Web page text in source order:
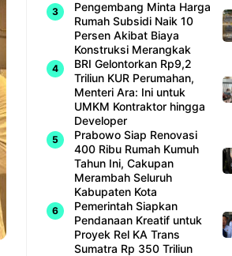
Pengembang Minta Harga
Rumah Subsidi Naik 10
Persen Akibat Biaya
Konstruksi Merangkak
BRI Gelontorkan Rp9,2
Triliun KUR Perumahan,
Menteri Ara: Ini untuk
UMKM Kontraktor hingga
Developer
Prabowo Siap Renovasi
400 Ribu Rumah Kumuh
Tahun Ini, Cakupan
Merambah Seluruh
Kabupaten Kota
Pemerintah Siapkan
Pendanaan Kreatif untuk
Proyek Rel KA Trans
Sumatra Rp 350 Triliun